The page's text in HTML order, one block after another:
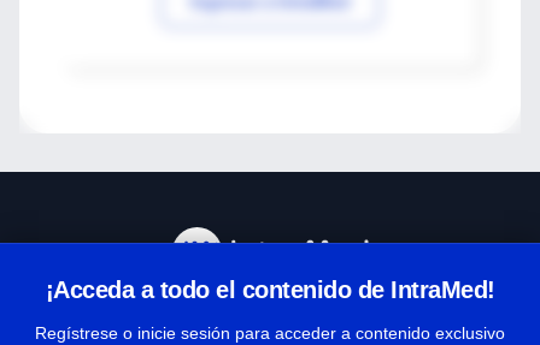
¡Acceda a todo el contenido de IntraMed!
Regístrese o inicie sesión para acceder a contenido exclusivo